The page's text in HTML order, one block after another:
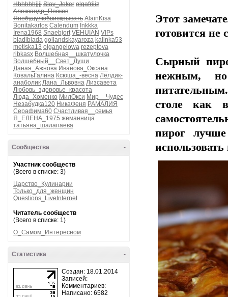
Hhhhhhjjjj Slav_Joker olgafriiiz
Александр_Песков
Янебудулюбвискрывать AlainKisa
Bonitakarlos Calendum Inkkka
Irena1968 Snaebjort VEHUIAN VIPs
bladiblada gollandskayaroza kalinka53
metiska13 olgangelowa rezeptova
ribkasx Волшебная__шкатулочка
Волшебный__Свет_Души
Даная_Ажнова Иванова_Оксана
КовальГалина Ксюша_-весна Лёлдик-
анаболик Лана_Львовна Лизсавета
Любовь_здоровье_красота
Люда_Хоменко МилОкси Мир__Чудес
Незабудка120 НикаФеня РАМАЛИЯ
Серафима60 Счастливая__семья
Я_ЕЛЕНА_1975 жеманница
татьяна_шалапаева
-
Сообщества
Участник сообществ
(Всего в списке: 3)
Царство_Кулинарии
Только_для_женщин
Questions_LiveInternet
Читатель сообществ
(Всего в списке: 1)
О_Самом_Интересном
-
Статистика
Создан: 18.01.2014
Записей:
Комментариев:
Написано: 6582
Этот
готовится не
Сырный
нежным,
столе как
пирог